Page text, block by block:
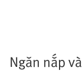
Ngăn nắp